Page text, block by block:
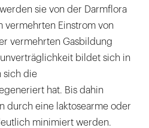
sie von der Darmflora
vermehrten Einstrom von
vermehrten Gasbildung
bildet sich in
sich die
hat. Bis dahin
durch eine laktosearme oder
minimiert werden.